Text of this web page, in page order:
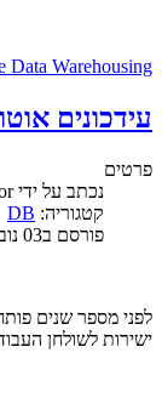
Data Warehousing
עידכונים
פרטים
נכתב על ידי
קטגוריה: DB
פורסם ב03 נובמבר 2008
ישירות לשולחן